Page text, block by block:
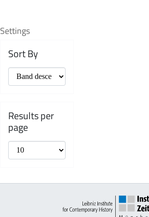
Settings
Sort By
Results per
page